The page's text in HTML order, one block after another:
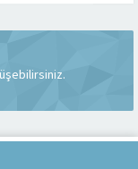
birçok
Bu makalede,
hakkında...